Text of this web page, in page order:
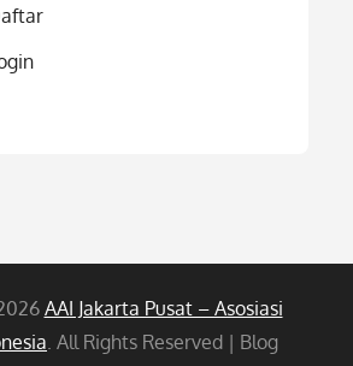
AAI Jakarta Pusat – Asosiasi
. All Rights Reserved | Blog